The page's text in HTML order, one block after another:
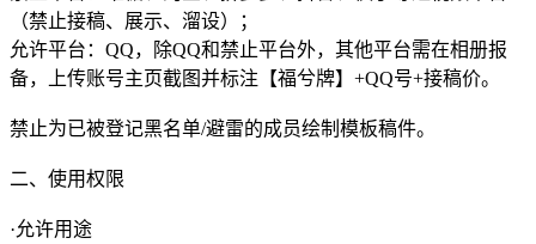
（禁止接稿、展示、溜设）；
允许平台：QQ，除QQ和禁止平台外，其他平台需在相册报
备，上传账号主页截图并标注【福兮牌】+QQ号+接稿价。
禁止为已被登记黑名单/避雷的成员绘制模板稿件。
二、使用权限
·允许用途